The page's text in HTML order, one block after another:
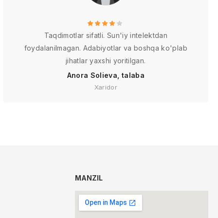
Taqdimotlar sifatli. Sun'iy intelektdan
foydalanilmagan. Adabiyotlar va boshqa ko'plab
jihatlar yaxshi yoritilgan.
Anora Solieva, talaba
Xaridor
MANZIL